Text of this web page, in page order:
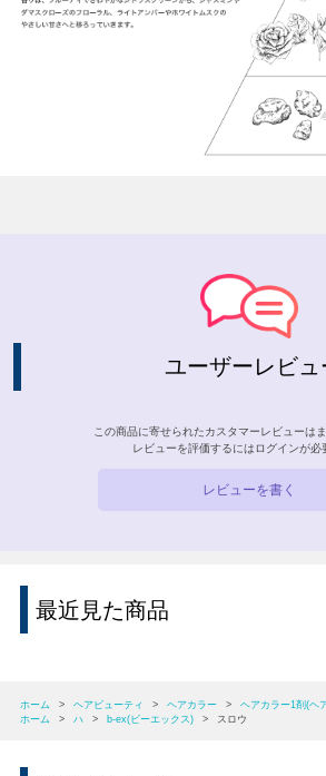
ユーザーレビュ
この商品に寄せられたカスタマーレビューは
レビューを評価するには ログインが必
レビューを書く
最近見た商品
ホーム > ヘアビューティ > ヘアカラー > ヘアカラー1剤(ヘ
ホーム
> ハ > b-ex(ビーエックス) > スロウ